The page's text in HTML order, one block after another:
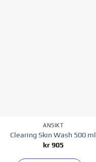
ANSIKT
Clearing Skin Wash 500 ml
kr905